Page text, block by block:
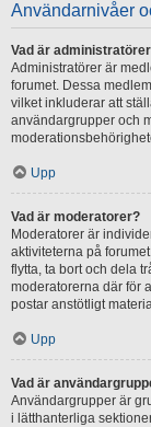
Användarnivåer
Vad är
Administratörer är
forumet. Dessa
vilket inkluderar att
användargrupper och
Upp
Vad är moderatorer?
Moderatorer är
aktiviteterna på
flytta, ta bort och dela
moderatorerna där för
postar anstötligt
Upp
Vad är
Användargrupper är
i lätthanterliga